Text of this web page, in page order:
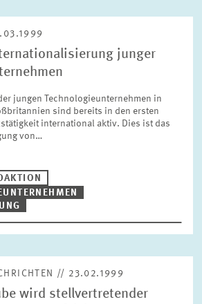
junger
jungen Technologieunternehmen in
sind bereits in den ersten
international aktiv. Dies ist das
von…
// 23.02.1999
wird stellvertretender